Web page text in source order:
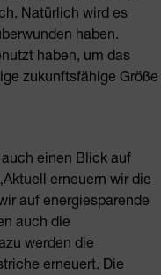
Natürlich wird es
haben.
haben, um das
zukunftsfähige Größe
einen Blick auf
erneuern wir die
auf energiesparende
auch die
werden die
erneuert. Die